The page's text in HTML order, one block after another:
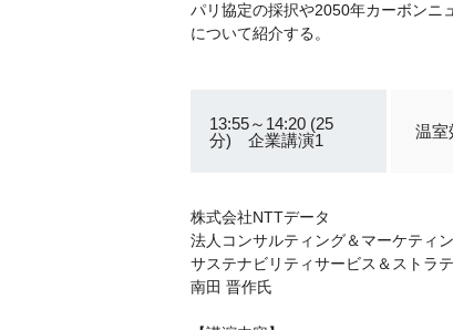
パリ協定の採択や2050年カーボンニ
について紹介する。
13:55～14:20 (25
分) 企業講演1
温室
株式会社NTTデータ
法人コンサルティング＆マーケティ
サステナビリティサービス＆ストラ
南田 晋作氏